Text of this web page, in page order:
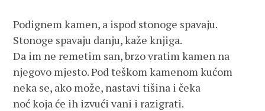
Podignem kamen, a ispod stonoge spavaju.
Stonoge spavaju danju, kaže knjiga.
Da im ne remetim san, brzo vratim kamen na
njegovo mjesto. Pod teškom kamenom kućom
neka se, ako može, nastavi tišina i čeka
noć koja će ih izvući vani i razigrati.